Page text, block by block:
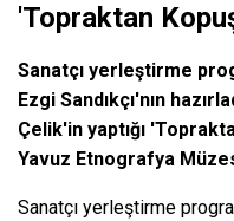
'Topraktan
Sanatçı yerleştirme
Ezgi Sandıkçı'nın
Çelik'in yaptığı
Yavuz Etnografya
Sanatçı yerleştirme